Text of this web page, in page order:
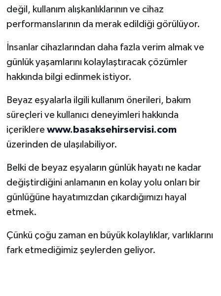
değil, kullanım alışkanlıklarının ve cihaz
performanslarının da merak edildiği görülüyor.
İnsanlar cihazlarından daha fazla verim almak ve
günlük yaşamlarını kolaylaştıracak çözümler
hakkında bilgi edinmek istiyor.
Beyaz eşyalarla ilgili kullanım önerileri, bakım
süreçleri ve kullanıcı deneyimleri hakkında
içeriklere www.basaksehirservisi.com
üzerinden de ulaşılabiliyor.
Belki de beyaz eşyaların günlük hayatı ne kadar
değiştirdiğini anlamanın en kolay yolu onları bir
günlüğüne hayatımızdan çıkardığımızı hayal
etmek.
Çünkü çoğu zaman en büyük kolaylıklar, varlıklarını
fark etmediğimiz şeylerden geliyor.